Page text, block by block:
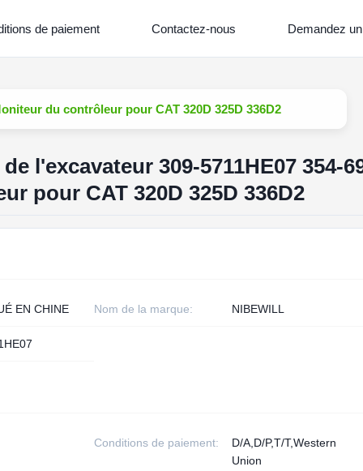
de paiement Contactez-nous Demandez
du contrôleur pour CAT 320D 325D 336D2
l'excavateur 309-5711HE07 354-
pour CAT 320D 325D 336D2
EN CHINE Nom de la marque: NIBEWILL
Conditions de paiement:
D/A,D/P,T/T,Western
Union